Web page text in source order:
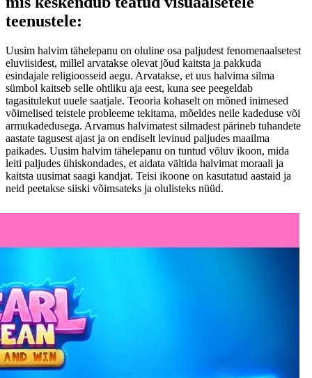
teenustele:
Uusim halvim tähelepanu on oluline osa paljudest fenomenaalsetest
eluviisidest, millel arvatakse olevat jõud kaitsta ja pakkuda
esindajale religioosseid aegu. Arvatakse, et uus halvima silma
sümbol kaitseb selle ohtliku aja eest, kuna see peegeldab
tagasitulekut uuele saatjale. Teooria kohaselt on mõned inimesed
võimelised teistele probleeme tekitama, mõeldes neile kadeduse või
armukadedusega. Arvamus halvimatest silmadest pärineb tuhandete
aastate tagusest ajast ja on endiselt levinud paljudes maailma
paikades. Uusim halvim tähelepanu on tuntud võluv ikoon, mida
leiti paljudes ühiskondades, et aidata vältida halvimat moraali ja
kaitsta uusimat saagi kandjat. Teisi ikoone on kasutatud aastaid ja
neid peetakse siiski võimsateks ja olulisteks nüüd.